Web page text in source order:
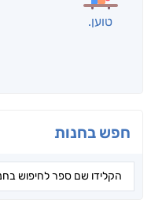
אנשים שקראו את זה